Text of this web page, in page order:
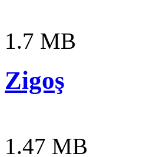
1.7 MB
Zigoş
1.47 MB